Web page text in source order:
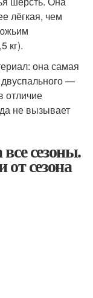
лёгкая, чем
кг).
она самая
—
отличие
не вызывает
сезоны.
сезона